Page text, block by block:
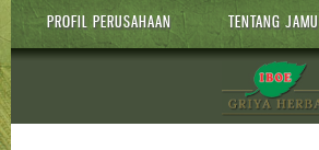
PROFIL PERUSAHAAN TENTANG JAMU